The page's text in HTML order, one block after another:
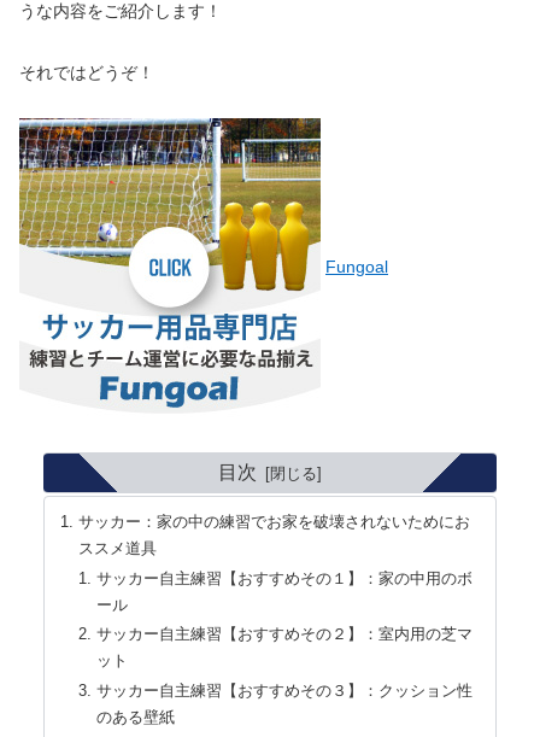
うな内容をご紹介します！
それではどうぞ！
Fungoal
目次
サッカー：家の中の練習でお家を破壊されないためにお
ススメ道具
サッカー自主練習【おすすめその１】：家の中用のボ
ール
サッカー自主練習【おすすめその２】：室内用の芝マ
ット
サッカー自主練習【おすすめその３】：クッション性
のある壁紙